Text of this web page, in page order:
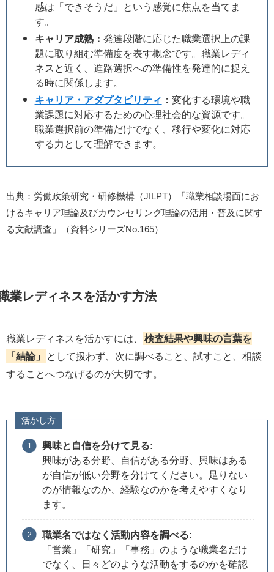
感は「できそうだ」という感覚に焦点を当てま
す。
キャリア成熟： 発達段階に応じた職業選択上の課
題に取り組む準備度を表す概念です。職業レディ
ネスと近く、進路選択への準備性を発達的に捉え
る時に関係します。
キャリア・アダプタビリティ ： 変化する環境や職
業課題に対応するための心理社会的な資源です。
職業選択前の準備だけでなく、移行や変化に対応
する力として理解できます。
出典：労働政策研究・研修機構（JILPT）「職業相談場面にお
けるキャリア理論及びカウンセリング理論の活用・普及に関す
る文献調査」（資料シリーズNo.165）
業レディネスを活かす方法
職業レディネスを活かすには、
検査結果や興味の言葉を
「結論」
として扱わず、次に調べること、試すこと、相談
することへつなげるのが大切です。
活かし方
興味と自信を分けて見る:
興味がある分野、自信がある分野、興味はある
が自信が低い分野を分けてください。足りない
のが情報なのか、経験なのかを考えやすくなり
ます。
職業名ではなく活動内容を調べる:
「営業」「研究」「事務」のような職業名だけ
でなく、日々どのような活動をするのかを確認